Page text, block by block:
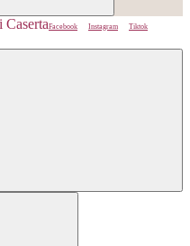
Facebook Instagram
Tiktok